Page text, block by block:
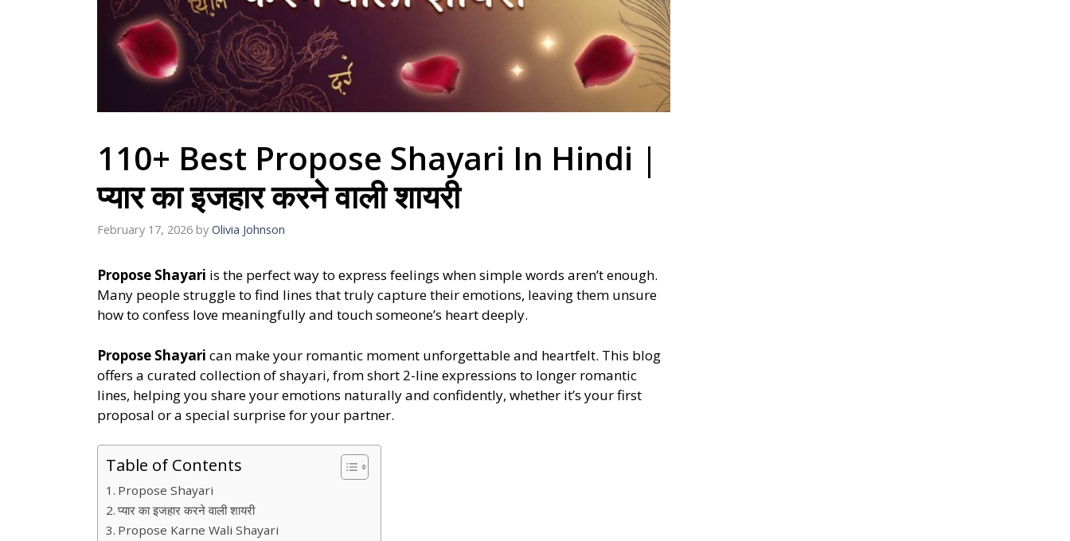
110+ Best Propose Shayari In Hindi |
प्यार का इजहार करने वाली शायरी
February 17, 2026 by Olivia Johnson
Propose Shayari is the perfect way to express feelings when simple words aren’t enough.
Many people struggle to find lines that truly capture their emotions, leaving them unsure
how to confess love meaningfully and touch someone’s heart deeply.
Propose Shayari can make your romantic moment unforgettable and heartfelt. This blog
offers a curated collection of shayari, from short 2-line expressions to longer romantic
lines, helping you share your emotions naturally and confidently, whether it’s your first
proposal or a special surprise for your partner.
Table of Contents
Propose Shayari
प्यार का इजहार करने वाली शायरी
Propose Karne Wali Shayari